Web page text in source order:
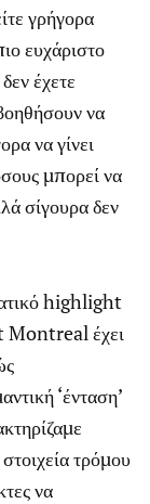
γρήγορα
ευχάριστο
έχετε
να
να γίνει
μπορεί να
σίγουρα δεν
highlight
έχει
‘ένταση’
τρόμου
να